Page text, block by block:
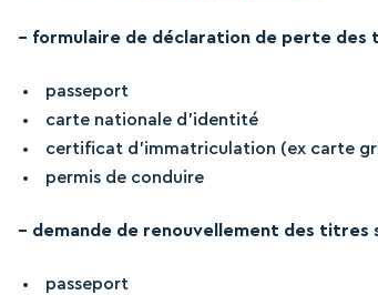
– formulaire de déclaration de perte des
passeport
carte nationale d’identité
certificat d’immatriculation (ex carte
permis de conduire
– demande de renouvellement des titres
passeport